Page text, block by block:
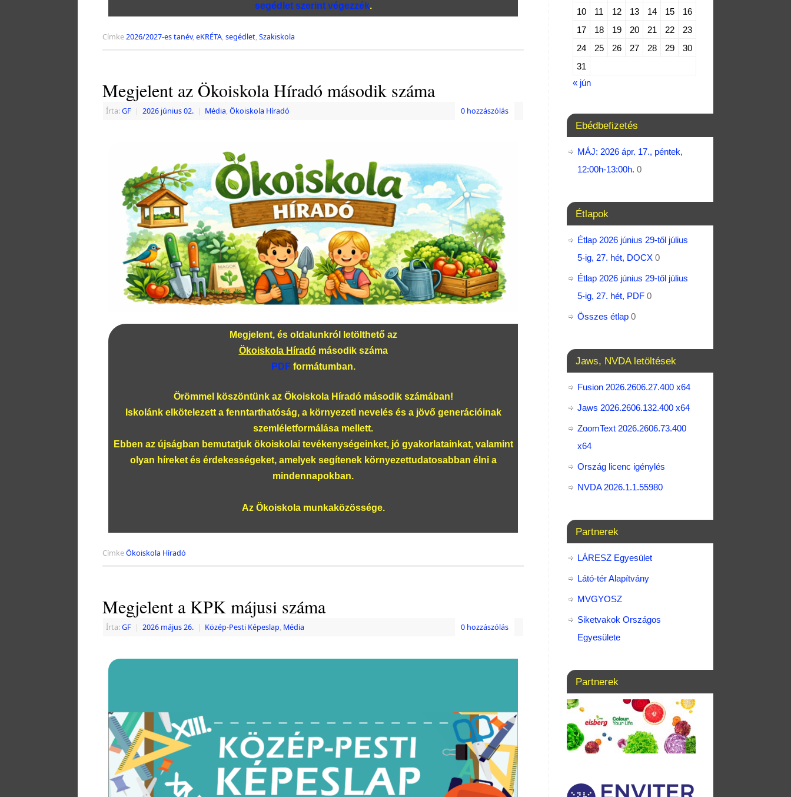
segédlet szerint végezzék.
Címke2026/2027-es tanév,eKRÉTA,segédlet,Szakiskola
Megjelent az Ökoiskola Híradó második száma
Írta:GF | 2026 június 02. | Média, Ökoiskola Híradó 0 hozzászólás
Megjelent, és oldalunkról letölthető az
Ökoiskola Híradómásodik száma
PDFformátumban.
Örömmel köszöntünk az Ökoiskola Híradó második számában!
Iskolánk elkötelezett a fenntarthatóság, a környezeti nevelés és a jövő generációinak
szemléletformálása mellett.
Ebben az újságban bemutatjuk ökoiskolai tevékenységeinket, jó gyakorlatainkat, valamint
olyan híreket és érdekességeket, amelyek segítenek környezettudatosabban élni a
mindennapokban.
Az Ökoiskola munkaközössége.
CímkeÖkoiskola Híradó
Megjelent a KPK májusi száma
Írta:GF | 2026 május 26. | Közép-Pesti Képeslap, Média 0 hozzászólás
10
11 12 13 14 15
16
17
18 19 20 21 22
23
24
25 26 27 28 29
30
31
« jún
Ebédbefizetés
MÁJ: 2026 ápr. 17., péntek,
12:00h-13:00h. 0
Étlapok
Étlap 2026 június 29-től július
5-ig, 27. hét, DOCX 0
Étlap 2026 június 29-től július
5-ig, 27. hét, PDF 0
Összes étlap 0
Jaws, NVDA letöltések
Fusion 2026.2606.27.400 x64
Jaws 2026.2606.132.400 x64
ZoomText 2026.2606.73.400​
x64
Ország licenc igénylés
NVDA 2026.1.1.55980
Partnerek
LÁRESZ Egyesület
Látó-tér Alapítvány
MVGYOSZ
Siketvakok Országos
Egyesülete
Partnerek